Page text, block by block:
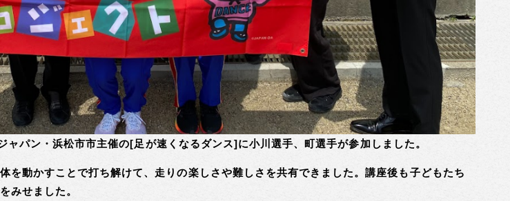
ャパン・浜松市市主催の[足が速くなるダンス]に小川選手、町選手が参加しました。
を動かすことで打ち解けて、走りの楽しさや難しさを共有できました。講座後も子どもたち
みせました。